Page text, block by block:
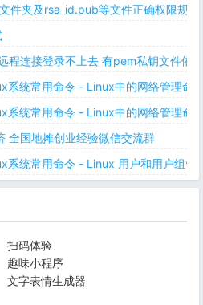
件夹及rsa_id.pub等文件正确权限规则
程连接登录不上去 有pem私钥文件依
系统常用命令 - Linux中的网络管理命
系统常用命令 - Linux中的网络管理命
全国地摊创业经验微信交流群
系统常用命令 - Linux 用户和用户组管
扫码体验
趣味小程序
文字表情生成器